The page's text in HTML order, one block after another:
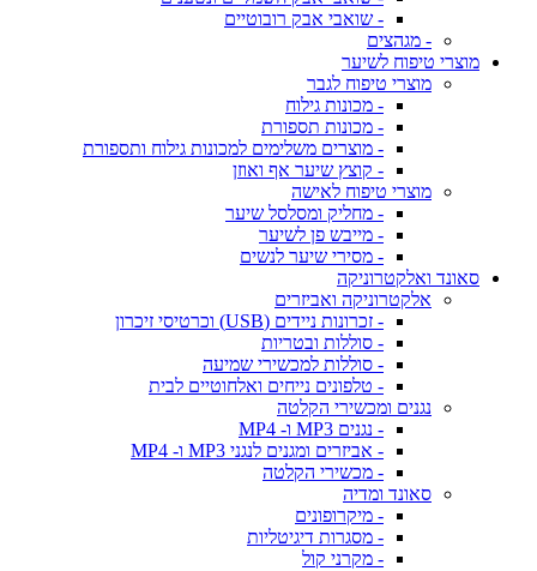
- שואבי אבק רובוטיים
- מגהצים
מוצרי טיפוח לשיער
מוצרי טיפוח לגבר
- מכונות גילוח
- מכונות תספורת
- מוצרים משלימים למכונות גילוח ותספורת
- קוצץ שיער אף ואוזן
מוצרי טיפוח לאישה
- מחליק ומסלסל שיער
- מייבש פן לשיער
- מסירי שיער לנשים
סאונד ואלקטרוניקה
אלקטרוניקה ואביזרים
- זכרונות ניידים (USB) וכרטיסי זיכרון
- סוללות ובטריות
- סוללות למכשירי שמיעה
- טלפונים נייחים ואלחוטיים לבית
נגנים ומכשירי הקלטה
- נגנים MP3 ו- MP4
- אביזרים ומגנים לנגני MP3 ו- MP4
- מכשירי הקלטה
סאונד ומדיה
- מיקרופונים
- מסגרות דיגיטליות
- מקרני קול